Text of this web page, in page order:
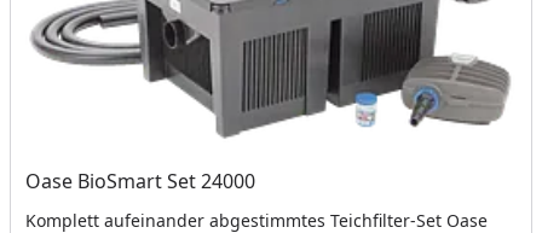
Oase BioSmart Set 24000
Komplett aufeinander abgestimmtes Teichfilter-Set Oase